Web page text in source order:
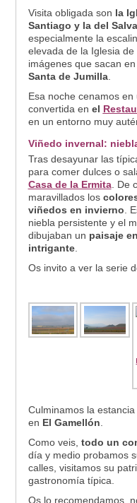
Visita obligada son la
Santiago y la del
especialmente la
elevada de la Iglesia
imágenes que sacan
Santa de Jumilla.
Esa noche cenamos
convertida en el
en un entorno muy
Viñedo invernal:
Tras desayunar las
para comer dulces o
Casa de la Ermita. De
maravillados los
viñedos en invierno .
niebla persistente y el
dibujaban un paisaje
intrigante.
Os invito a ver la serie
Culminamos la
en El Gamellón
Como veis, todo un
día y medio probamos
calles, visitamos su
gastronomía típica.
Os lo recomendamos,